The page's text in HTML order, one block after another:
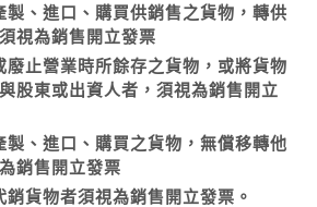
、進口、購買供銷售之貨物，轉供
視為銷售開立發票
止營業時所餘存之貨物，或將貨物
股東或出資人者，須視為銷售開立
製、進口、購買之貨物，無償移轉他
銷售開立發票
貨物者須視為銷售開立發票。